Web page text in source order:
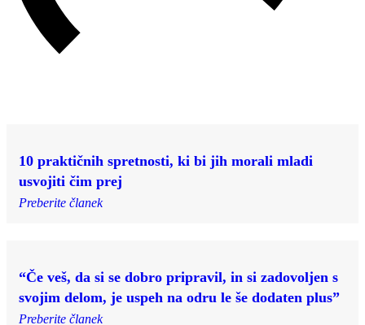
10 praktičnih spretnosti, ki bi jih morali mladi
usvojiti čim prej
Preberite članek
“Če veš, da si se dobro pripravil, in si zadovoljen s
svojim delom, je uspeh na odru le še dodaten plus”
Preberite članek